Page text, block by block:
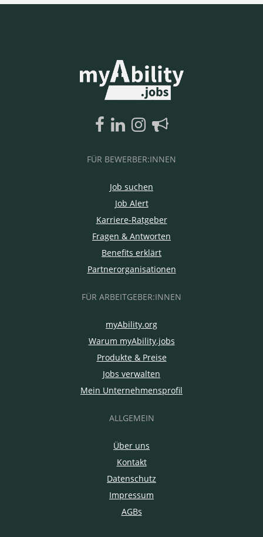
FÜR BEWERBER:INNEN
Job suchen
Job Alert
Karriere-Ratgeber
Fragen & Antworten
Benefits erklärt
Partnerorganisationen
FÜR ARBEITGEBER:INNEN
myAbility.org
Warum myAbility.jobs
Produkte & Preise
Jobs verwalten
Mein Unternehmensprofil
ALLGEMEIN
Über uns
Kontakt
Datenschutz
Impressum
AGBs